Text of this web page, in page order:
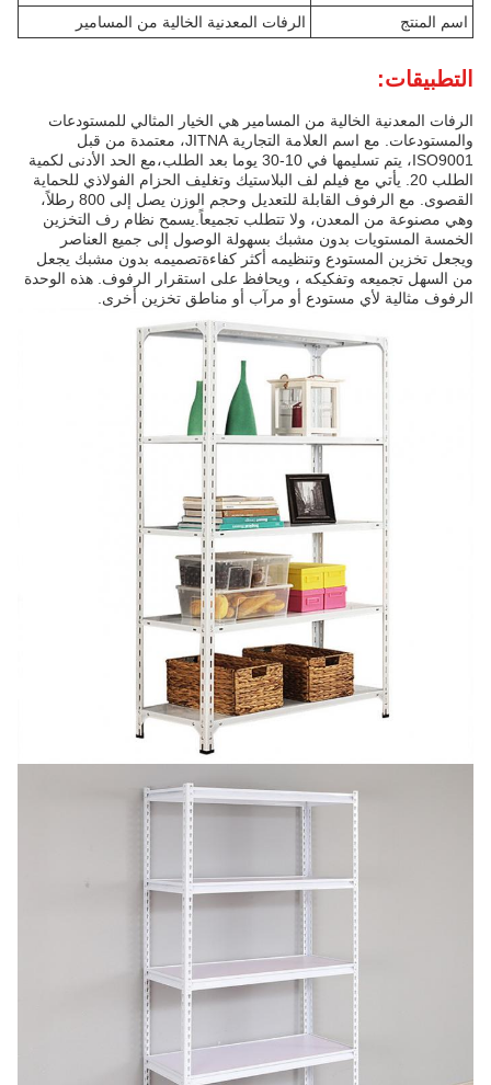
اسم المنتج الرفات المعدنية الخالية من المسامير
التطبيقات:
الرفات المعدنية الخالية من المسامير هي الخيار المثالي للمستودعات
والمستودعات. مع اسم العلامة التجارية JITNA، معتمدة من قبل
ISO9001، يتم تسليمها في 10-30 يوما بعد الطلب،مع الحد الأدنى لكمية
الطلب 20. يأتي مع فيلم لف البلاستيك وتغليف الحزام الفولاذي للحماية
القصوى. مع الرفوف القابلة للتعديل وحجم الوزن يصل إلى 800 رطلاً،
وهي مصنوعة من المعدن، ولا تتطلب تجميعاً.يسمح نظام رف التخزين
الخمسة المستويات بدون مشبك بسهولة الوصول إلى جميع العناصر
ويجعل تخزين المستودع وتنظيمه أكثر كفاءةتصميمه بدون مشبك يجعل
من السهل تجميعه وتفكيكه ، ويحافظ على استقرار الرفوف. هذه الوحدة
الرفوف مثالية لأي مستودع أو مرآب أو مناطق تخزين أخرى.